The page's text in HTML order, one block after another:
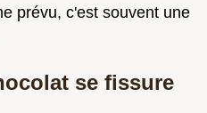
prévu, c'est souvent une
se fissure